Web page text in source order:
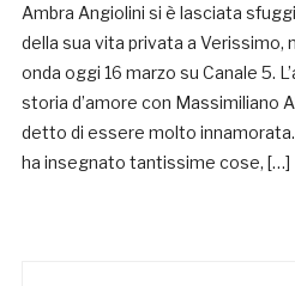
Ambra Angiolini si è lasciata
della sua vita privata a Verissimo,
onda oggi 16 marzo su Canale 5.
storia d’amore con Massimiliano
detto di essere molto
ha insegnato tantissime cose, […]